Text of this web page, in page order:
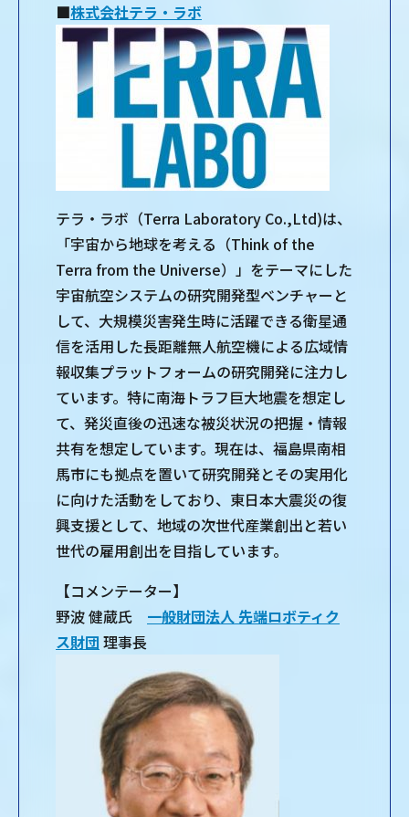
■株式会社テラ・ラボ
テラ・ラボ（Terra Laboratory Co.,Ltd)は、
「宇宙から地球を考える（Think of the
Terra from the Universe）」をテーマにした
宇宙航空システムの研究開発型ベンチャーと
して、大規模災害発生時に活躍できる衛星通
信を活用した長距離無人航空機による広域情
報収集プラットフォームの研究開発に注力し
ています。特に南海トラフ巨大地震を想定し
て、発災直後の迅速な被災状況の把握・情報
共有を想定しています。現在は、福島県南相
馬市にも拠点を置いて研究開発とその実用化
に向けた活動をしており、東日本大震災の復
興支援として、地域の次世代産業創出と若い
世代の雇用創出を目指しています。
【コメンテーター】
野波 健蔵氏 一般財団法人 先端ロボティク
ス財団 理事長